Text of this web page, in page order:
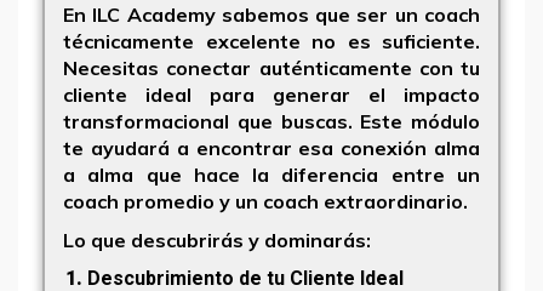
En ILC Academy sabemos que ser un coach
técnicamente excelente no es suficiente.
Necesitas conectar auténticamente con tu
cliente ideal para generar el impacto
transformacional que buscas. Este módulo
te ayudará a encontrar esa conexión alma
a alma que hace la diferencia entre un
coach promedio y un coach extraordinario.
Lo que descubrirás y dominarás:
Descubrimiento de tu Cliente Ideal